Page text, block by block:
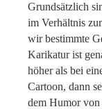
Grundsätzlich
im Verhältnis
wir bestimmte
Karikatur ist
höher als bei
Cartoon, dann
dem Humor